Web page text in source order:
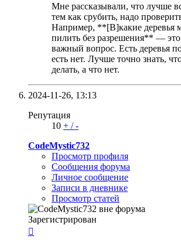
Мне рассказывали, что лучше
тем как срубить, надо
Например, **[B]какие деревья
пилить без разрешения** —
важный вопрос. Есть деревья
есть нет. Лучше точно знать,
делать, а что нет.
2024-11-26, 13:13
Репутация
10 + /-
CodeMystic732
Просмотр профиля
Сообщения форума
Личное сообщение
Записи в дневнике
Просмотр статей
Зарегистрирован
